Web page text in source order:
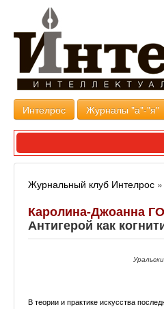
Интелрос Журналы "а"-"я"
Журнальный клуб Интелрос »
Каролина-Джоанна
Антигерой как
В теории и практике искусства